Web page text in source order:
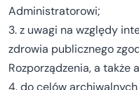
Administratorowi;
3. z uwagi na względy
zdrowia publicznego
Rozporządzenia, a także
4. do celów